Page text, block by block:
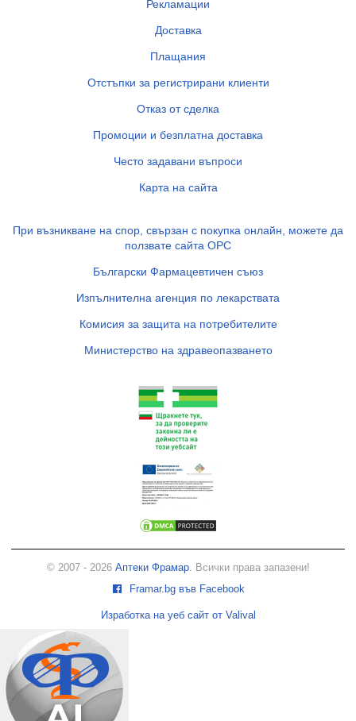
Рекламации
Доставка
Плащания
Отстъпки за регистрирани клиенти
Отказ от сделка
Промоции и безплатна доставка
Често задавани въпроси
Карта на сайта
При възникване на спор, свързан с покупка онлайн, можете да
ползвате сайта ОРС
Български Фармацевтичен съюз
Изпълнителна агенция по лекарствата
Комисия за защита на потребителите
Министерство на здравеопазването
© 2007 - 2026 Аптеки Фрамар. Всички права запазени!
Framar.bg във Facebook
Изработка на уеб сайт от Valival